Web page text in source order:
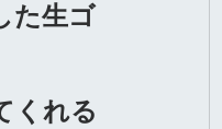
た生ゴ
くれる